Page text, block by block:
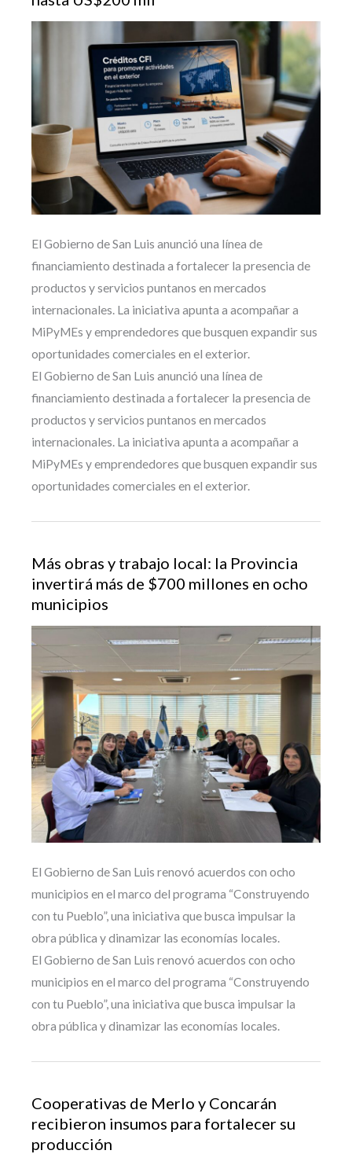
El Gobierno de San Luis anunció una línea de
financiamiento destinada a fortalecer la presencia de
productos y servicios puntanos en mercados
internacionales. La iniciativa apunta a acompañar a
MiPyMEs y emprendedores que busquen expandir sus
oportunidades comerciales en el exterior.
El Gobierno de San Luis anunció una línea de
financiamiento destinada a fortalecer la presencia de
productos y servicios puntanos en mercados
internacionales. La iniciativa apunta a acompañar a
MiPyMEs y emprendedores que busquen expandir sus
oportunidades comerciales en el exterior.
Más obras y trabajo local: la Provincia
invertirá más de $700 millones en ocho
municipios
El Gobierno de San Luis renovó acuerdos con ocho
municipios en el marco del programa “Construyendo
con tu Pueblo”, una iniciativa que busca impulsar la
obra pública y dinamizar las economías locales.
El Gobierno de San Luis renovó acuerdos con ocho
municipios en el marco del programa “Construyendo
con tu Pueblo”, una iniciativa que busca impulsar la
obra pública y dinamizar las economías locales.
Cooperativas de Merlo y Concarán
recibieron insumos para fortalecer su
producción